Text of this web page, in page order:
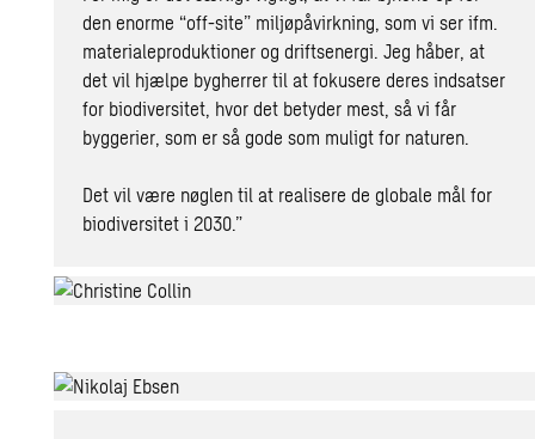
den enorme “off-site” miljøpåvirkning, som vi ser ifm.
materialeproduktioner og driftsenergi. Jeg håber, at
det vil hjælpe bygherrer til at fokusere deres indsatser
for biodiversitet, hvor det betyder mest, så vi får
byggerier, som er så gode som muligt for naturen.
Det vil være nøglen til at realisere de globale mål for
biodiversitet i 2030.”